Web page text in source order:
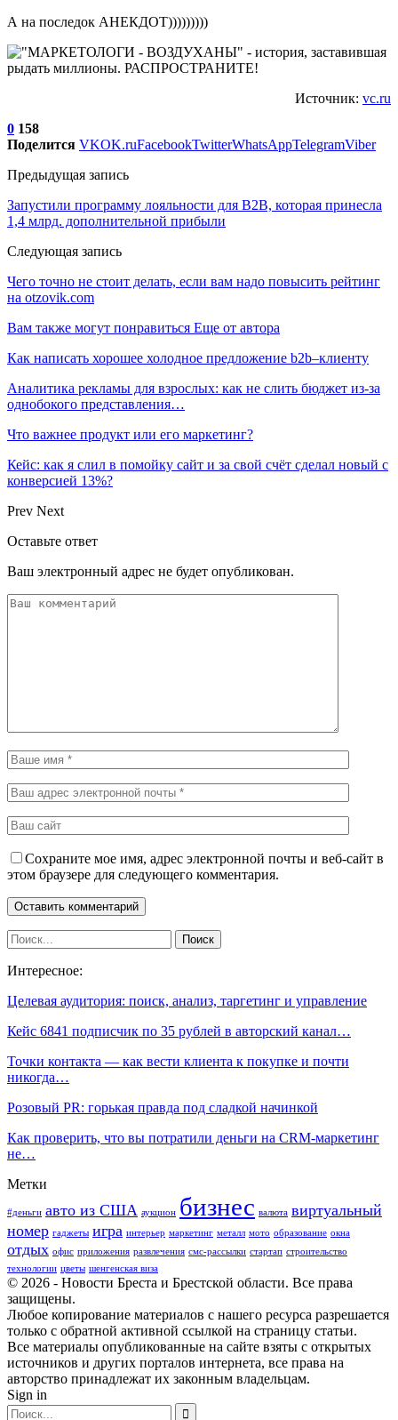
А на последок АНЕКДОТ)))))))))
Источник: vc.ru
0 158
Поделится VKOK.ruFacebookTwitterWhatsAppTelegramViber
Предыдущая запись
Запустили программу лояльности для B2B, которая принесла
1,4 млрд. дополнительной прибыли
Следующая запись
Чего точно не стоит делать, если вам надо повысить рейтинг
на otzovik.com
Вам также могут понравиться Еще от автора
Как написать хорошее холодное предложение b2b–клиенту
Аналитика рекламы для взрослых: как не слить бюджет из-за
однобокого представления…
Что важнее продукт или его маркетинг?
Кейс: как я слил в помойку сайт и за свой счёт сделал новый с
конверсией 13%?
Prev Next
Оставьте ответ
Ваш электронный адрес не будет опубликован.
Сохраните мое имя, адрес электронной почты и веб-сайт в
этом браузере для следующего комментария.
Интересное:
Целевая аудитория: поиск, анализ, таргетинг и управление
Кейс 6841 подписчик по 35 рублей в авторский канал…
Точки контакта — как вести клиента к покупке и почти
никогда…
Розовый PR: горькая правда под сладкой начинкой
Как проверить, что вы потратили деньги на CRM-маркетинг
не…
Метки
#деньги авто из США аукцион бизнес валюта виртуальный
номер гаджеты игра интерьер маркетинг металл мото образование окна
отдых офис приложения развлечения смс-рассылки стартап строительство
технологии цветы шенгенская виза
© 2026 - Новости Бреста и Брестской области. Все права
защищены.
Любое копирование материалов с нашего ресурса разрешается
только с обратной активной ссылкой на страницу статьи.
Все материалы опубликованные на сайте взяты с открытых
источников и других порталов интернета, все права на
авторство принадлежат их законным владельцам.
Sign in